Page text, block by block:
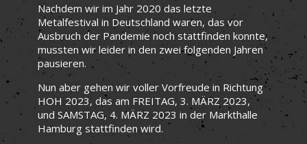
Nachdem wir im Jahr 2020 das letzte
Metalfestival in Deutschland waren, das vor
Ausbruch der Pandemie noch stattfinden konnte,
mussten wir leider in den zwei folgenden Jahren
pausieren.
Nun aber gehen wir voller Vorfreude in Richtung
HOH 2023, das am FREITAG, 3. MÄRZ 2023,
und SAMSTAG, 4. MÄRZ 2023 in der Markthalle
Hamburg stattfinden wird.